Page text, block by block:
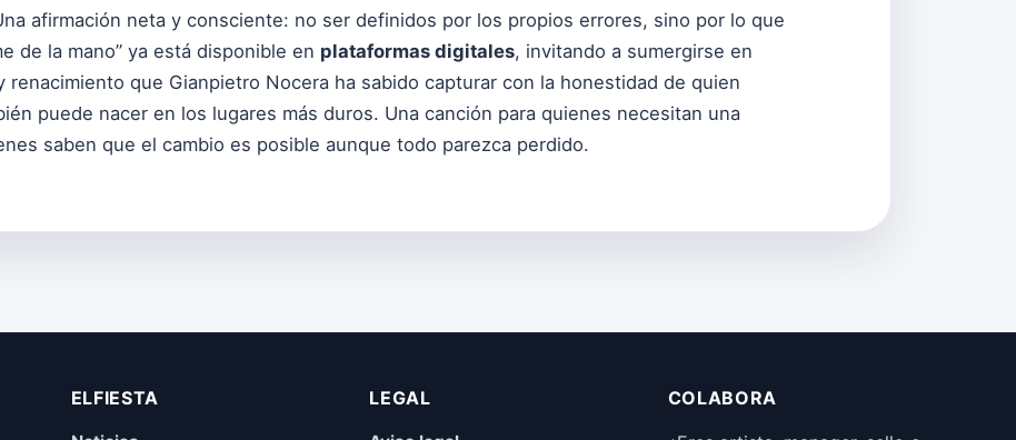
afirmación neta y consciente: no ser definidos por los propios errores, sino por lo que
de la mano” ya está disponible en plataformas digitales, invitando a sumergirse en
renacimiento que Gianpietro Nocera ha sabido capturar con la honestidad de quien
puede nacer en los lugares más duros. Una canción para quienes necesitan una
saben que el cambio es posible aunque todo parezca perdido.
ELFIESTA LEGAL
COLABORA